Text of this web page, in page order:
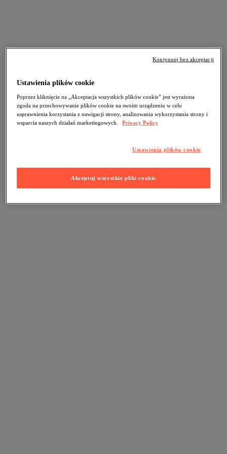
Ustawienia plików cookie
Poprzez kliknięcie na „Akceptacja wszystkich plików cookie” jest wyrażona
zgoda na przechowywanie plików cookie na swoim urządzeniu w celu
usprawnienia korzystania z nawigacji strony, analizowania wykorzystania strony i
wsparcia naszych działań marketingowych.
Privacy Policy
Ustawienia plików cookie
Akceptuj wszystkie pliki cookie
Kontynuuj bez akceptacji